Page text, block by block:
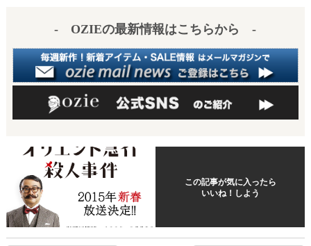
- OZIEの最新情報はこちらから -
この記事が気に入ったら
いいね！しよう